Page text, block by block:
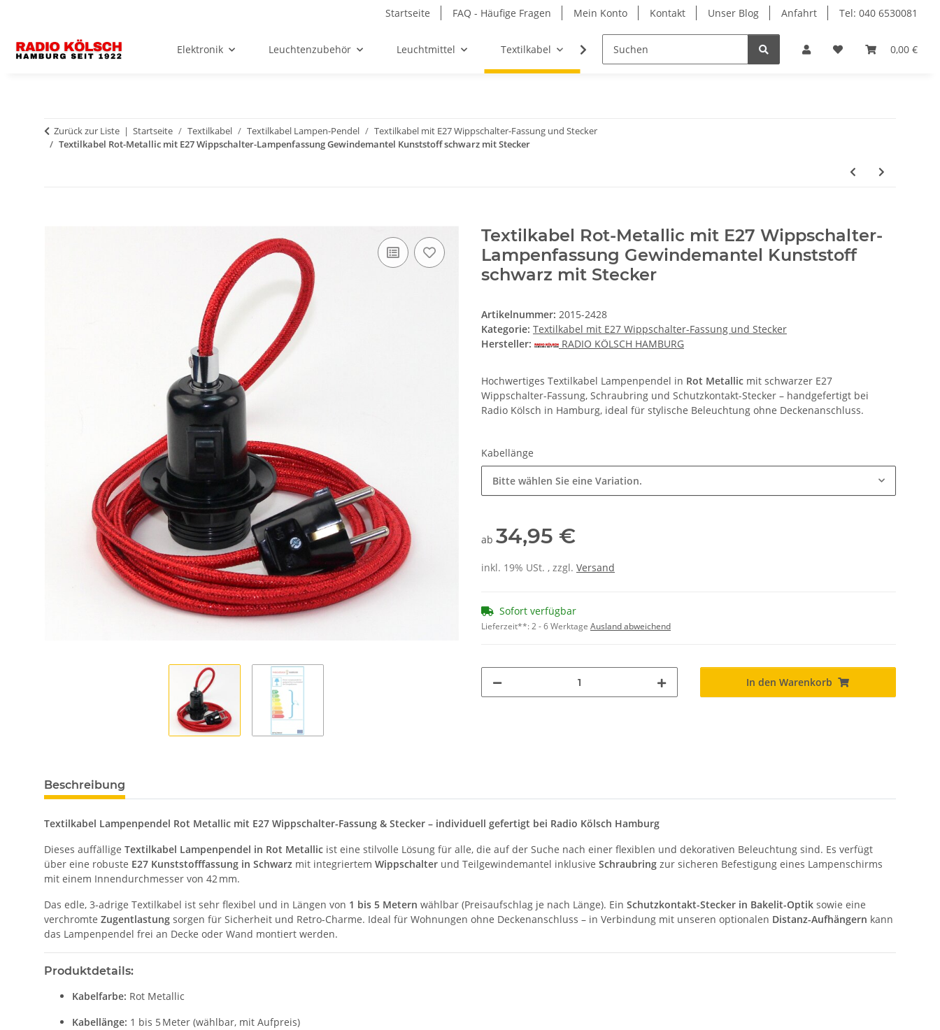
Startseite FAQ - Häufige Fragen Mein Konto Kontakt Unser Blog Anfahrt Tel: 040 6530081
0,00 €
Elektronik Leuchtenzubehör Leuchtmittel Textilkabel Möbel-Ersatzteile Retouren-Shop
Zurück zur Liste Startseite Textilkabel Textilkabel Lampen-Pendel
Textilkabel mit E27 Wippschalter-Fassung und Stecker
Textilkabel Rot-Metallic mit E27 Wippschalter-Lampenfassung Gewindemantel Kunststoff schwarz mit Stecker
Textilkabel Rot-Metallic mit E27 Wippschalter-
Lampenfassung Gewindemantel Kunststoff
schwarz mit Stecker
Artikelnummer: 2015-2428
Kategorie: Textilkabel mit E27 Wippschalter-Fassung und Stecker
Hersteller:
RADIO KÖLSCH HAMBURG
Hochwertiges Textilkabel Lampenpendel in Rot Metallic mit schwarzer E27
Wippschalter-Fassung, Schraubring und Schutzkontakt-Stecker – handgefertigt bei
Radio Kölsch in Hamburg, ideal für stylische Beleuchtung ohne Deckenanschluss.
Kabellänge
Bitte wählen Sie eine Variation.
ab 34,95 €
inkl. 19% USt. , zzgl. Versand
Sofort verfügbar
Lieferzeit**:2 - 6 Werktage Ausland abweichend
In den Warenkorb
Beschreibung
Textilkabel Lampenpendel Rot Metallic mit E27 Wippschalter-Fassung & Stecker – individuell gefertigt bei Radio Kölsch Hamburg
Dieses auffällige Textilkabel Lampenpendel in Rot Metallic ist eine stilvolle Lösung für alle, die auf der Suche nach einer flexiblen und dekorativen Beleuchtung sind. Es verfügt
über eine robuste E27 Kunststofffassung in Schwarz mit integriertem Wippschalter und Teilgewindemantel inklusive Schraubring zur sicheren Befestigung eines Lampenschirms
mit einem Innendurchmesser von 42 mm.
Das edle, 3-adrige Textilkabel ist sehr flexibel und in Längen von 1 bis 5 Metern wählbar (Preisaufschlag je nach Länge). Ein Schutzkontakt-Stecker in Bakelit-Optik sowie eine
verchromte Zugentlastung sorgen für Sicherheit und Retro-Charme. Ideal für Wohnungen ohne Deckenanschluss – in Verbindung mit unseren optionalen Distanz-Aufhängern kann
das Lampenpendel frei an Decke oder Wand montiert werden.
Produktdetails:
Kabelfarbe: Rot Metallic
Kabellänge: 1 bis 5 Meter (wählbar, mit Aufpreis)